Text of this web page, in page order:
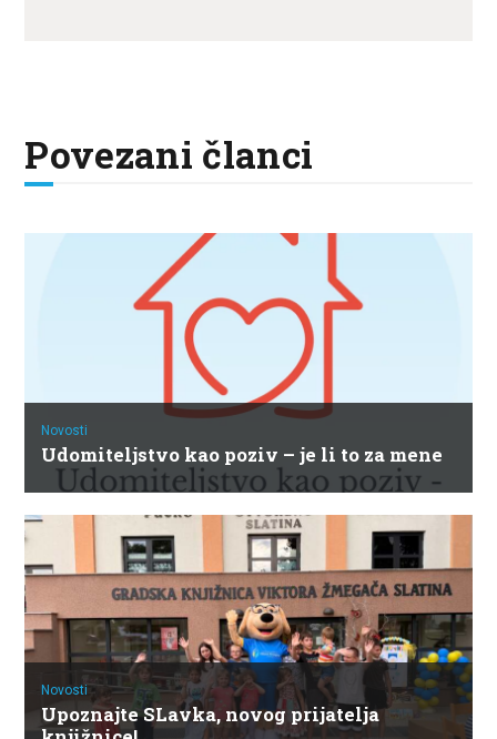
Povezani članci
Novosti
Udomiteljstvo kao poziv – je li to za mene
Novosti
Upoznajte SLavka, novog prijatelja